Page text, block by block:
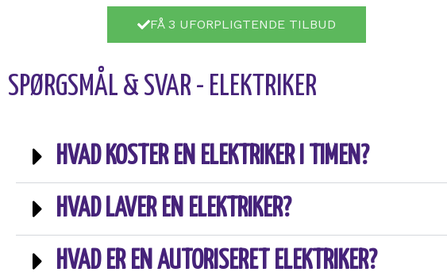
FÅ 3 UFORPLIGTENDE TILBUD
SPØRGSMÅL & SVAR - ELEKTRIKER
HVAD KOSTER EN ELEKTRIKER I TIMEN?
HVAD LAVER EN ELEKTRIKER?
HVAD ER EN AUTORISERET ELEKTRIKER?